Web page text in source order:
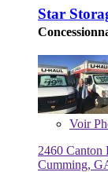
Star
Voir
2460 Canton
Cumming,